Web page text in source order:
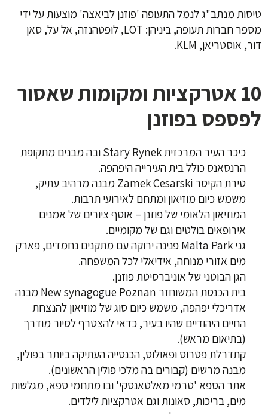
טיסות מנתב"ג לנמל התעופה 'פוזנן לביאצה' מוצעות על ידי
מספר חברות תעופה, ביניהן: LOT, לופטהנזה, אל על, סאן
דור, אוסטריאן, KLM.
10 אטרקציות ומקומות שאסור
לפספס בפוזנן
כיכר העיר המרכזית Stary Rynek ובה מבנים מתקופת
הרנסאנס כולל בית העירייה היפהפה.
טירת הקיסר Zamek Cesarski מבנה מרהיב עתיק,
משמש כיום מוזיאון ומתחם לאירועי תרבות.
המוזיאון הלאומי של פוזנן – אוסף ציורים של אמנים
אירופאים בולטים וגם של מקומיים.
גני Malta Park פנינה ירוקה עם מתקנים נחמדים, פארק
מים אזורי מנוחה, אידיאלי לכל המשפחה.
הגן הבוטני של אוניברסיטת פוזנן.
בית הכנסת המשוחזר New synagogue Poznan מבנה
אדריכלי יפהפה, משמש כיום סוג של מוזיאון להנצחת
החיים היהודיים שהיו בעיר, כדאי להצטרף לסיור מודרך
(בתיאום מראש).
קתדרלת פטרוס ופאולוס, הכנסייה העתיקה ביותר בפולין,
מבנה מרשים (קבורים בה מלכי פולין הראשונים).
אתר הספא 'טרמי מאלטאנסקי' ובו מתחמי ספא, מגלשות
מים, בריכות, סאונות וגם אטרקציות לילדים.